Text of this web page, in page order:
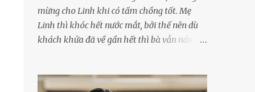
mừng cho Linh khi có tấm chồng tốt. Mẹ
Linh thì khóc hết nước mắt, bởi thế nên dù
khách khứa đã về gần hết thì bà vẫn nán lại
được 1 năm thì mẹ cô sức khỏe yếu đi nên cô